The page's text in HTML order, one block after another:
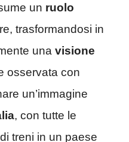
un ruolo
trasformandosi in
una visione
osservata con
un’immagine
, con tutte le
treni in un paese